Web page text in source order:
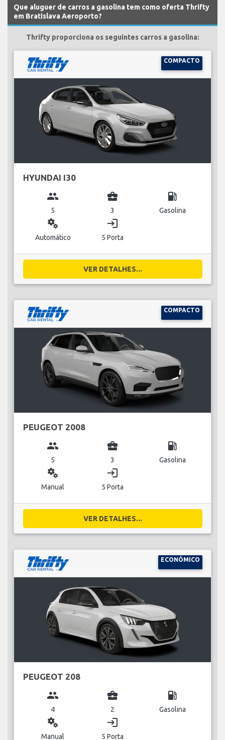
Que aluguer de carros a gasolina tem como oferta Thrifty
em Bratislava Aeroporto?
Thrifty proporciona os seguintes carros a gasolina:
COMPACTO
HYUNDAI I30
group
5
business_center
3
local_gas_station
Gasolina
miscellaneous_services
Automático
login
5 Porta
VER DETALHES...
COMPACTO
PEUGEOT 2008
group
5
business_center
3
local_gas_station
Gasolina
miscellaneous_services
Manual
login
5 Porta
VER DETALHES...
ECONÓMICO
PEUGEOT 208
group
4
business_center
2
local_gas_station
Gasolina
miscellaneous_services
Manual
login
5 Porta